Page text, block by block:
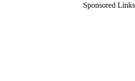
Sponsored Links